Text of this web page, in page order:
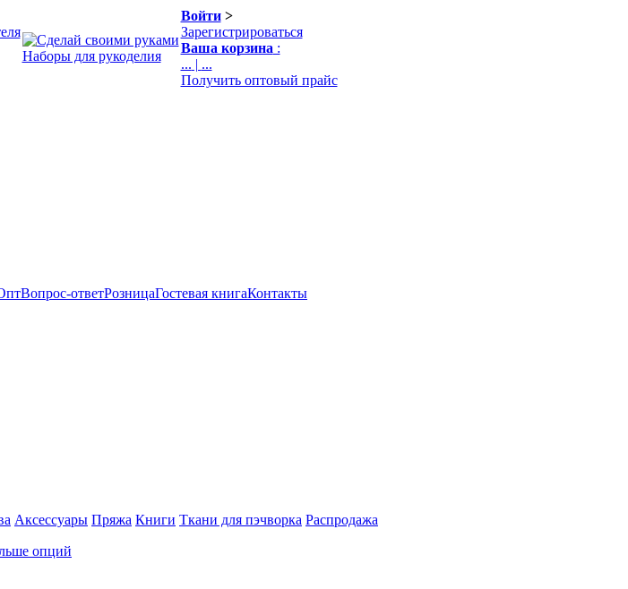
Наборы для рукоделия
Войти>
Зарегистрироваться
Ваша корзина :
... | ...
Получить оптовый прайс
Вопрос-ответРозницаГостевая книгаКонтакты
Аксессуары Пряжа Книги Ткани для пэчворка Распродажа
опций